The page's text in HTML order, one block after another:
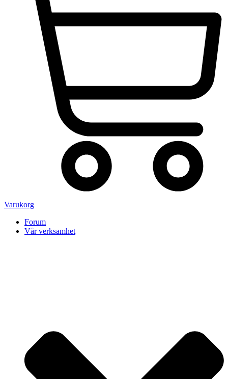
Varukorg
Forum
Vår verksamhet